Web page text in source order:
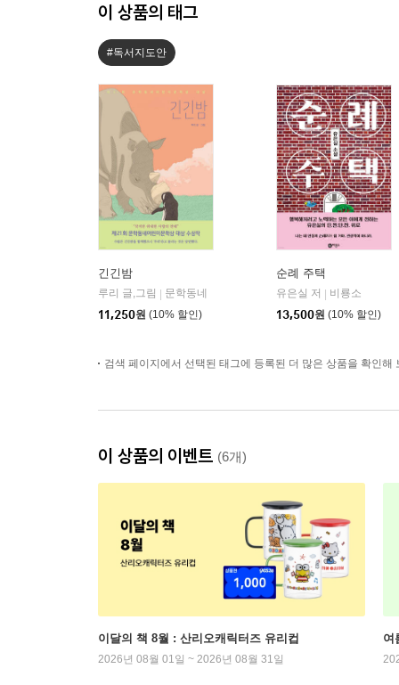
이 상품의 태그
#독서지도안
긴긴밤
루리 글,그림
문학동네
11,250원 (10% 할인)
순례 주택
유은실 저
비룡소
13,500원 (10% 할인)
검색 페이지에서 선택된 태그에 등록된 더 많은 상품을 확인해
이 상품의 이벤트 (6개)
이달의 책 8월 : 산리오캐릭터즈 유리컵
2026년 08월 01일 ~ 2026년 08월 31일
여